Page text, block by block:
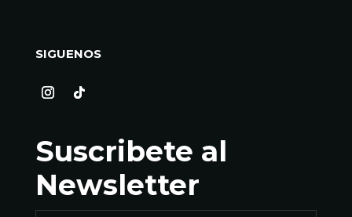
SIGUENOS
Suscribete al
Newsletter